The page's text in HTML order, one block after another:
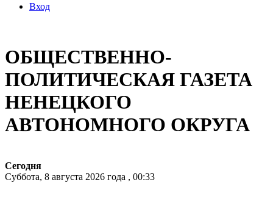
Вход
ОБЩЕСТВЕННО-
ПОЛИТИЧЕСКАЯ ГАЗЕТА
НЕНЕЦКОГО
АВТОНОМНОГО ОКРУГА
Сегодня
Суббота, 8 августа 2026 года , 00:33